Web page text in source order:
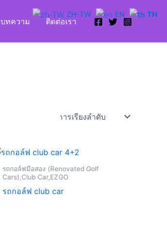
บทความ ติดต่อเรา
รถกอล์ฟมือสอง (Renovated Golf
Cars),Club Car,EZGO
รถกอล์ฟ club car
ZH-TW EN TH